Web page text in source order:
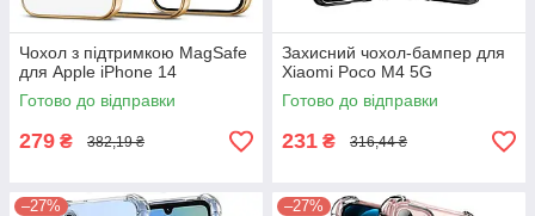
Чохол з підтримкою MagSafe
для Apple iPhone 14
Готово до відправки
279 ₴ 382,19 ₴
Захисний чохол-бампер для
Xiaomi Poco M4 5G
Готово до відправки
231 ₴ 316,44 ₴
–27% –27%